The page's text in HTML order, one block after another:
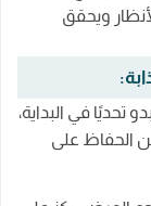
ويحقق
تحديًا في البداية،
الحفاظ على